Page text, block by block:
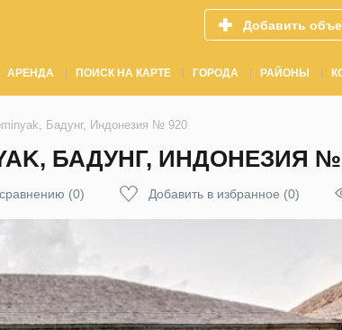
Добавить
АРЕНДА ПОИСК НА КАРТЕ ГОРОДА РАЙОНЫ
Бадунг, Индонезия № 920
БАДУНГ, ИНДОНЕЗИЯ №
(0) Добавить в избранное (0)